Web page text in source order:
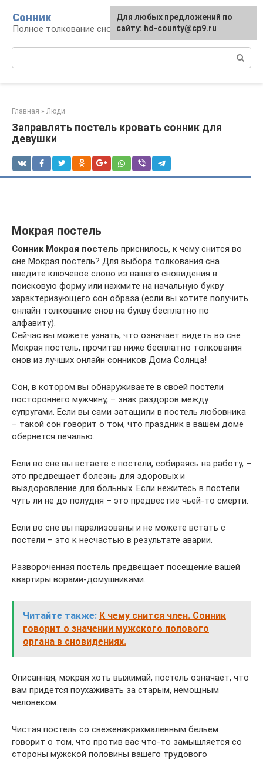
контенту
Сонник
Полное толкование снов
Главная » Люди
Заправлять постель кровать сонник для
девушки
Мокрая постель
Сонник Мокрая постель приснилось, к чему снится во
сне Мокрая постель? Для выбора толкования сна
введите ключевое слово из вашего сновидения в
поисковую форму или нажмите на начальную букву
характеризующего сон образа (если вы хотите получить
онлайн толкование снов на букву бесплатно по
алфавиту).
Сейчас вы можете узнать, что означает видеть во сне
Мокрая постель, прочитав ниже бесплатно толкования
снов из лучших онлайн сонников Дома Солнца!
Сон, в котором вы обнаруживаете в своей постели
постороннего мужчину, – знак раздоров между
супругами. Если вы сами затащили в постель любовника
– такой сон говорит о том, что праздник в вашем доме
обернется печалью.
Если во сне вы встаете с постели, собираясь на работу, –
это предвещает болезнь для здоровых и
выздоровление для больных. Если нежитесь в постели
чуть ли не до полудня – это предвестие чьей-то смерти.
Если во сне вы парализованы и не можете встать с
постели – это к несчастью в результате аварии.
Развороченная постель предвещает посещение вашей
квартиры ворами-домушниками.
Читайте также: К чему снится член. Сонник
говорит о значении мужского полового
органа в сновидениях.
Описанная, мокрая хоть выжимай, постель означает, что
вам придется поухаживать за старым, немощным
человеком.
Чистая постель со свеженакрахмаленным бельем
говорит о том, что против вас что-то замышляется со
стороны мужской половины вашего трудового
Для любых предложений по
сайту: hd-county@cp9.ru